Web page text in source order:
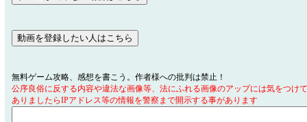
無料ゲーム攻略、感想を書こう。作者様への批判は禁止！
公序良俗に反する内容や違法な画像等、法にふれる画像のアップには気をつけ
ありましたらIPアドレス等の情報を警察まで開示する事があります